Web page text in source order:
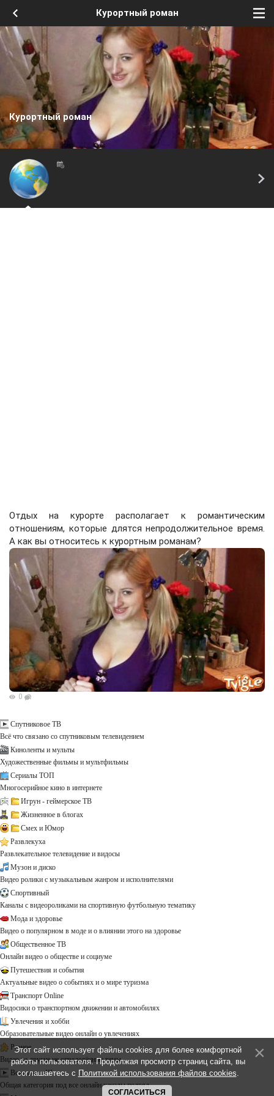
Курортный роман
Курортный роман
Отдых на курорте располагает к романтическим
отношениям, которые длятся непродолжительное время.
А как вы относитесь к курортным романам?
0
Спутниковое ТВ
Всё что связано со спутниковым телевидением
Киноленты и мульты
Художественные фильмы и мультфильмы
Сериалы ТОП
Многосерийное кино в интернете
Игрун - геймерское ТВ
Жизненное в блогах
Смех и Юмор
Развлекуха
Развлекательное телевидение и видосы
Музон и диско
Видео ролики с музыкальным жанром и исполнителями
Спортивный
Каналы с видеороликами на спортивную футбольную тематику
Мода и здоровье
Видео о популярном в моде и о влиянии этого на здоровье
Общественное ТВ
Онлайн видео о обществе и социуме
Путешествия и события
Актуальные видео о событиях и о мире туризма
Транспорт Online
Видосики о транспортном движении и автомобилях
Увлечения и хобби
Образовательные видео онлайн о увлечениях
Разное
Видео на другие не определённые темы ...
Все каналы!!!
Общая категория под все онлайн каналы подряд
Этот сайт использует файлы cookies для более комфортной
работы пользователя. Продолжая просмотр страниц сайта, вы
соглашаетесь с Политикой использования файлов cookies.
СОГЛАСИТЬСЯ